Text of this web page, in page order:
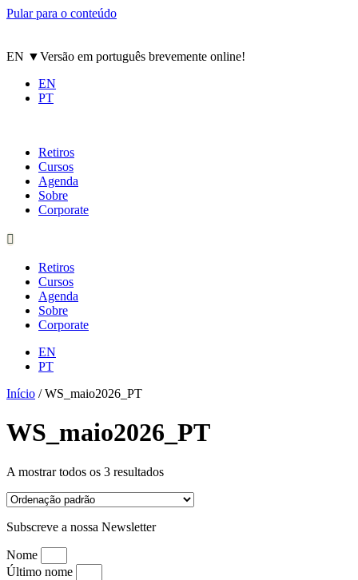
Pular para o conteúdo
EN ▼Versão em português brevemente online!
EN
PT
Retiros
Cursos
Agenda
Sobre
Corporate
Retiros
Cursos
Agenda
Sobre
Corporate
EN
PT
Início / WS_maio2026_PT
WS_maio2026_PT
A mostrar todos os 3 resultados
Subscreve a nossa Newsletter
Nome
Último nome